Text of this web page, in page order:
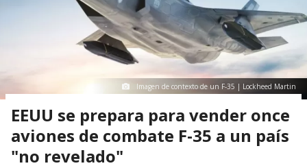
Imagen de contexto de un F-35 | Lockheed Martin
EEUU se prepara para vender once
aviones de combate F-35 a un país
"no revelado"